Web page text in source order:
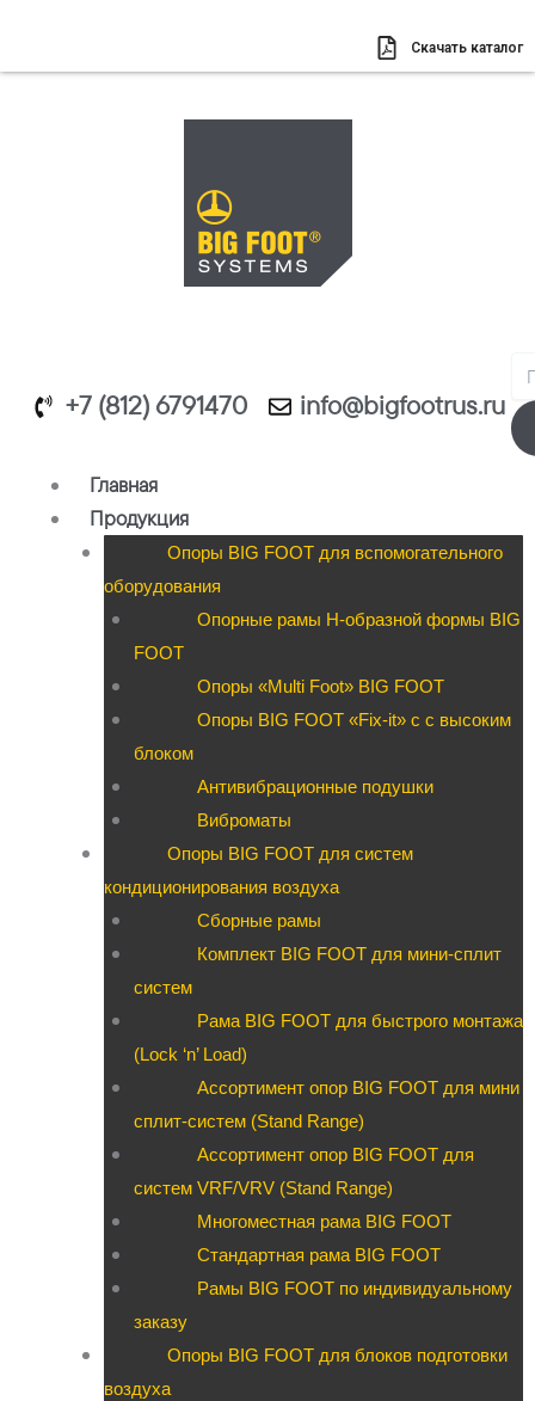
содержимому
Скачать каталог
+7 (812) 6791470 info@bigfootrus.ru
Главная
Продукция
Опоры BIG FOOT для вспомогательного
оборудования
Опорные рамы H-образной формы BIG
FOOT
Опоры «Multi Foot» BIG FOOT
Опоры BIG FOOT «Fix-it» c с высоким
блоком
Антивибрационные подушки
Виброматы
Опоры BIG FOOT для систем
кондиционирования воздуха
Сборные рамы
Комплект BIG FOOT для мини-сплит
систем
Рама BIG FOOT для быстрого монтажа
(Lock ‘n’ Load)
Ассортимент опор BIG FOOT для мини
сплит-систем (Stand Range)
Ассортимент опор BIG FOOT для
систем VRF/VRV (Stand Range)
Многоместная рама BIG FOOT
Стандартная рама BIG FOOT
Рамы BIG FOOT по индивидуальному
заказу
Опоры BIG FOOT для блоков подготовки
воздуха